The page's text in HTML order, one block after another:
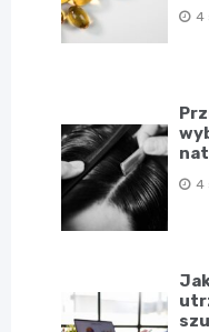
4
4